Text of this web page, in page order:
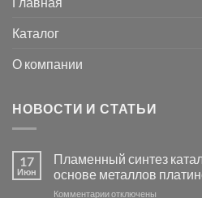
Каталог
О компании
НОВОСТИ И СТАТЬИ
17
Июн
Пламенный синтез
основе металлов
Комментариикотключены